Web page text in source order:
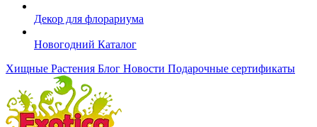
Декор для флорариума
Новогодний Каталог
Хищные Растения Блог Новости Подарочные сертификаты